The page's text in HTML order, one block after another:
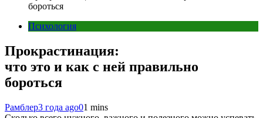
бороться
Психология
Прокрастинация:
что это и как с ней правильно
бороться
Рамблер3 года ago01 mins